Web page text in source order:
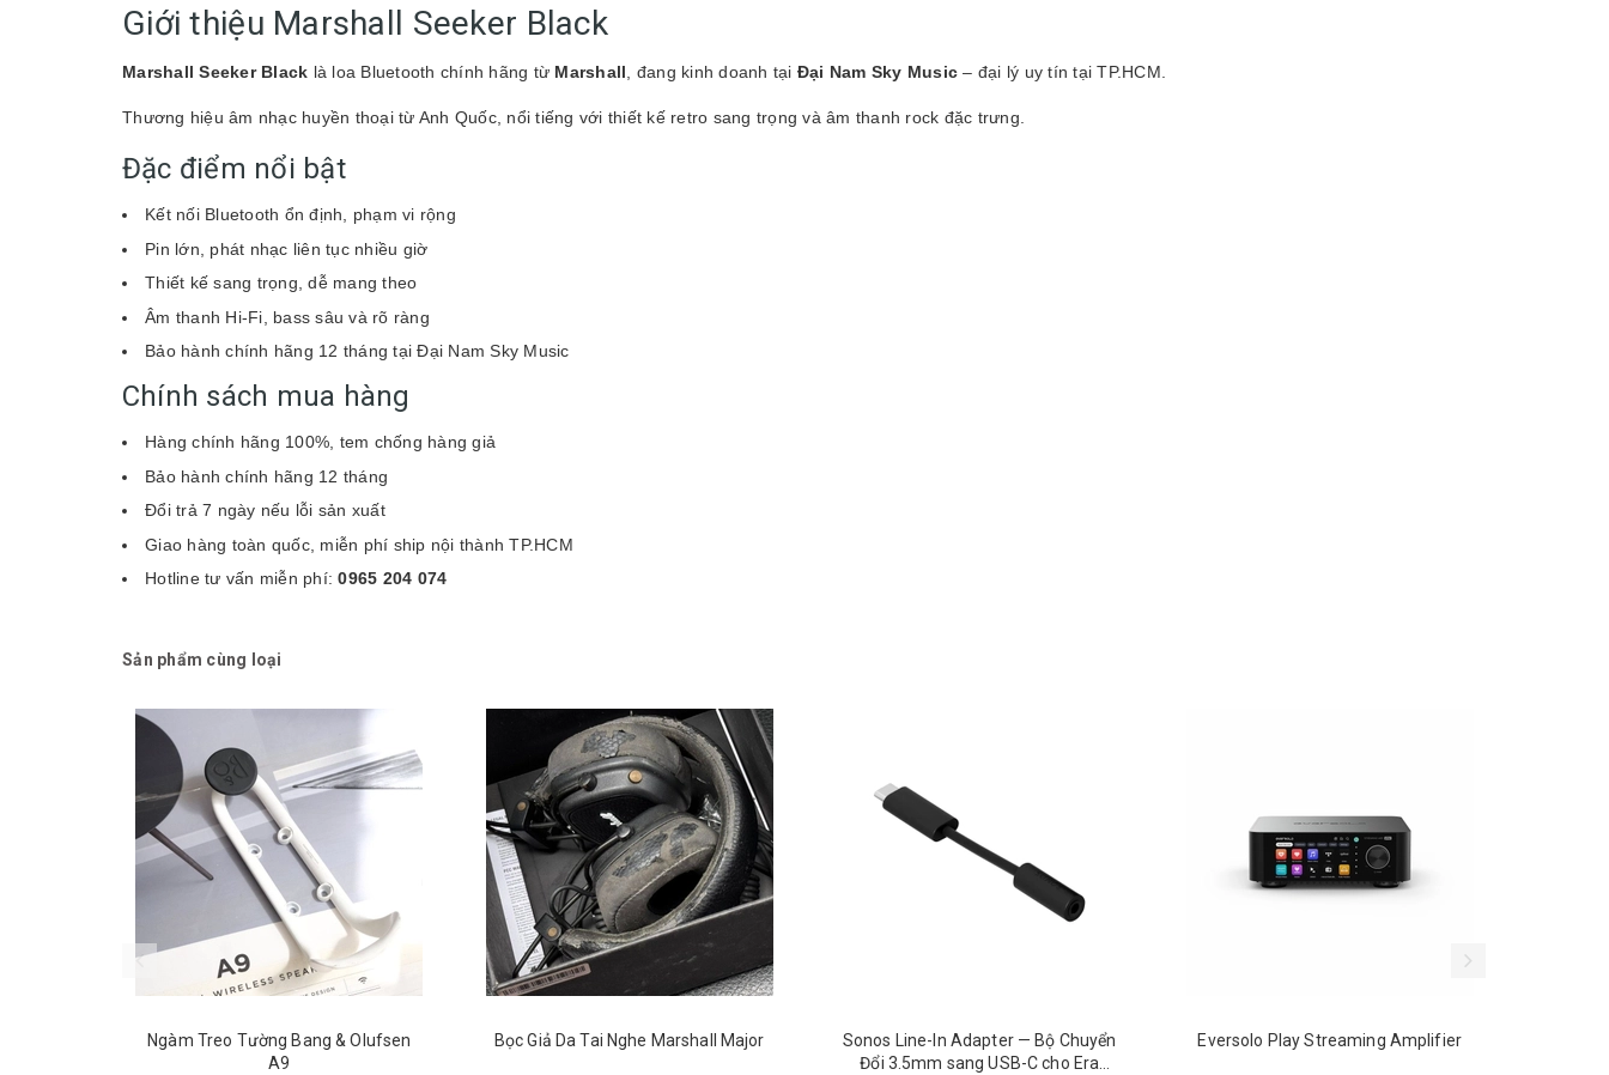
Giới thiệu Marshall Seeker Black
Marshall Seeker Black là loa Bluetooth chính hãng từ Marshall , đang kinh doanh tại Đại Nam Sky Music – đại lý uy tín tại TP.HCM.
Thương hiệu âm nhạc huyền thoại từ Anh Quốc, nổi tiếng với thiết kế retro sang trọng và âm thanh rock đặc trưng.
Đặc điểm nổi bật
Kết nối Bluetooth ổn định, phạm vi rộng
Pin lớn, phát nhạc liên tục nhiều giờ
Thiết kế sang trọng, dễ mang theo
Âm thanh Hi-Fi, bass sâu và rõ ràng
Bảo hành chính hãng 12 tháng tại Đại Nam Sky Music
Chính sách mua hàng
Hàng chính hãng 100%, tem chống hàng giả
Bảo hành chính hãng 12 tháng
Đổi trả 7 ngày nếu lỗi sản xuất
Giao hàng toàn quốc, miễn phí ship nội thành TP.HCM
Hotline tư vấn miễn phí:0965 204 074
Sản phẩm cùng loại
Ngàm Treo Tường Bang & Olufsen
A9
Bọc Giả Da Tai Nghe Marshall Major
Sonos Line-In Adapter — Bộ Chuyển
Đổi 3.5mm sang USB-C cho Era
Eversolo Play Streaming Amplifier